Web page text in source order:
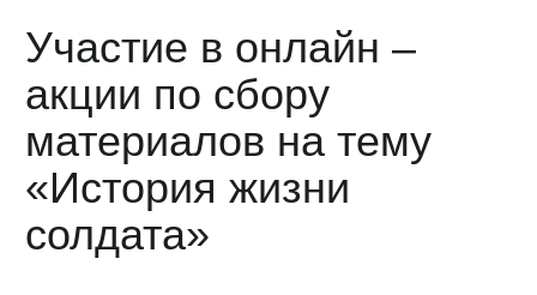
Участие в онлайн –
акции по сбору
материалов на тему
«История жизни
солдата»